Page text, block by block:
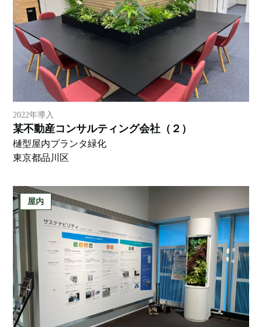
2022年導入
某不動産コンサルティング会社（２）
樋型屋内プランタ緑化
東京都品川区
屋内